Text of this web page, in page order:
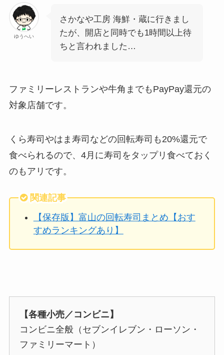
ゆうへい
さかなや工房 海鮮・蔵に行きまし
たが、開店と同時でも1時間以上待
ちと言われました…
ファミリーレストランや牛角までもPayPay還元の
対象店舗です。
くら寿司やはま寿司などの回転寿司も20%還元で
食べられるので、4月に寿司をタップリ食べておく
のもアリです。
関連記事
【保存版】富山の回転寿司まとめ【おす
すめランキングあり】
【各種小売／コンビニ】
コンビニ全般（セブンイレブン・ローソン・
ファミリーマート）